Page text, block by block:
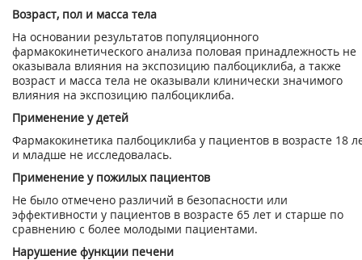
Возраст, пол и масса тела
На основании результатов популяционного
фармакокинетического анализа половая принадлежность не
оказывала влияния на экспозицию палбоциклиба, а также
возраст и масса тела не оказывали клинически значимого
влияния на экспозицию палбоциклиба.
Применение у детей
Фармакокинетика палбоциклиба у пациентов в возрасте 18
и младше не исследовалась.
Применение у пожилых пациентов
Не было отмечено различий в безопасности или
эффективности у пациентов в возрасте 65 лет и старше по
сравнению с более молодыми пациентами.
Нарушение функции печени